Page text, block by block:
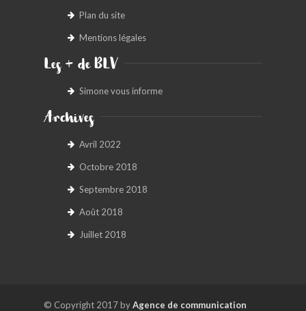
Plan du site
Mentions légales
Les + de BLV
Simone vous informe
Archives
Avril 2022
Octobre 2018
Septembre 2018
Août 2018
Juillet 2018
© Copyright 2017 byAgence de communication